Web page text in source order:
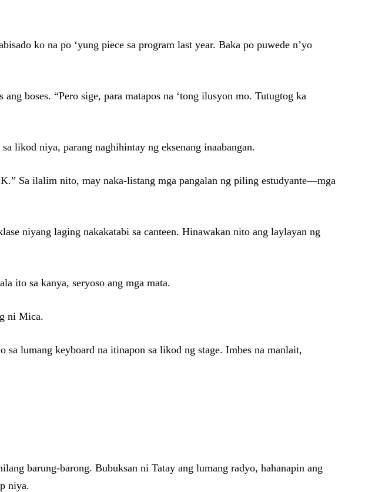
ko na po ‘yung piece sa program last year. Baka po puwede n’yo
boses. “Pero sige, para matapos na ‘tong ilusyon mo. Tutugtog ka
likod niya, parang naghihintay ng eksenang inaabangan.
Sa ilalim nito, may naka-listang mga pangalan ng piling estudyante—mga
niyang laging nakakatabi sa canteen. Hinawakan nito ang laylayan ng
ito sa kanya, seryoso ang mga mata.
ni Mica.
lumang keyboard na itinapon sa likod ng stage. Imbes na manlait,
barung-barong. Bubuksan ni Tatay ang lumang radyo, hahanapin ang
niya.